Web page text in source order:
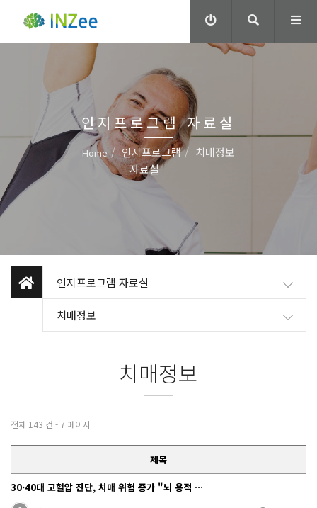
인지프로그램 자료실
Home
인지프로그램
자료실
치매정보
인지프로그램 자료실
치매정보
치매정보
전체 143 건 - 7 페이지
제목
30·40대 고혈압 진단, 치매 위험 증가 "뇌 용적 …